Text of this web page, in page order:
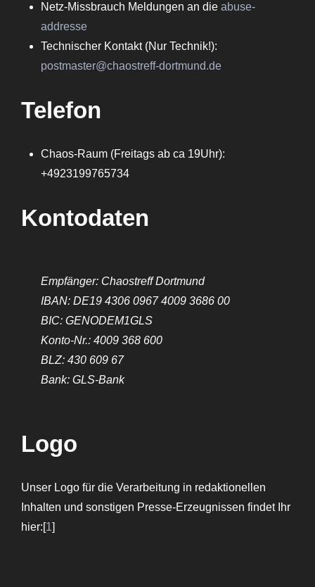
Netz-Missbrauch Meldungen an die abuse-
addresse
Technischer Kontakt (Nur Technik!):
postmaster@chaostreff-dortmund.de
Telefon
Chaos-Raum (Freitags ab ca 19Uhr):
+4923199765734
Kontodaten
Empfänger: Chaostreff Dortmund
IBAN: DE19 4306 0967 4009 3686 00
BIC: GENODEM1GLS
Konto-Nr.: 4009 368 600
BLZ: 430 609 67
Bank: GLS-Bank
Logo
Unser Logo für die Verarbeitung in redaktionellen
Inhalten und sonstigen Presse-Erzeugnissen findet Ihr
hier:[1]